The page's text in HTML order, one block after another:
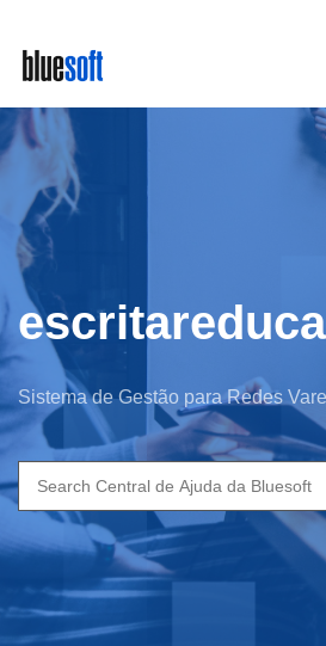
main
content
Sistema de Gestão para Redes
Search
for: